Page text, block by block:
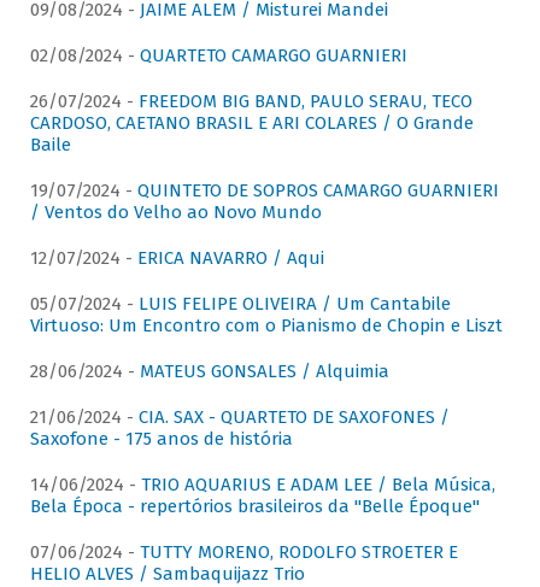
09/08/2024 - JAIME ALEM / Misturei Mandei
02/08/2024 - QUARTETO CAMARGO GUARNIERI
26/07/2024 - FREEDOM BIG BAND, PAULO SERAU, TECO
CARDOSO, CAETANO BRASIL E ARI COLARES / O Grande
Baile
19/07/2024 - QUINTETO DE SOPROS CAMARGO GUARNIERI
/ Ventos do Velho ao Novo Mundo
12/07/2024 - ERICA NAVARRO / Aqui
05/07/2024 - LUIS FELIPE OLIVEIRA / Um Cantabile
Virtuoso: Um Encontro com o Pianismo de Chopin e Liszt
28/06/2024 - MATEUS GONSALES / Alquimia
21/06/2024 - CIA. SAX - QUARTETO DE SAXOFONES /
Saxofone - 175 anos de história
14/06/2024 - TRIO AQUARIUS E ADAM LEE / Bela Música,
Bela Época - repertórios brasileiros da "Belle Époque"
07/06/2024 - TUTTY MORENO, RODOLFO STROETER E
HELIO ALVES / Sambaquijazz Trio